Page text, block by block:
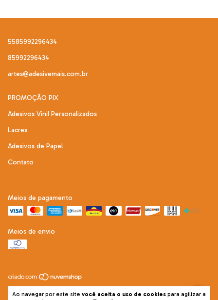
Ao navegar por este site você aceita o uso de cookies para agilizar a
5585992296434
85992296434
artes@adesivemais.com.br
PROMOÇÃO PIX
Adesivos Vinil Personalizados
Lacres
Adesivos de Papel
Contato
Meios de pagamento
Meios de envio
Copyright Adesive Mais - 22292121000197 - 2026. Todos os direitos
reservados.